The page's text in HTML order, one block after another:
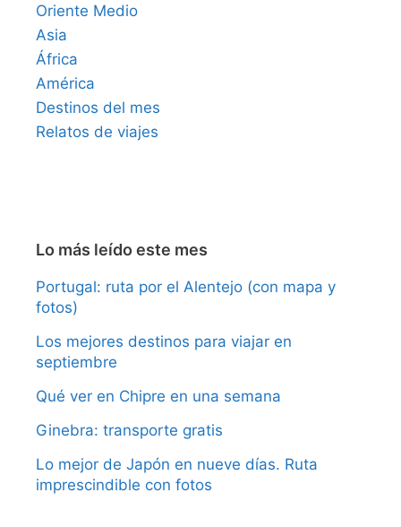
Oriente Medio
Asia
África
América
Destinos del mes
Relatos de viajes
Lo más leído este mes
Portugal: ruta por el Alentejo (con mapa y
fotos)
Los mejores destinos para viajar en
septiembre
Qué ver en Chipre en una semana
Ginebra: transporte gratis
Lo mejor de Japón en nueve días. Ruta
imprescindible con fotos